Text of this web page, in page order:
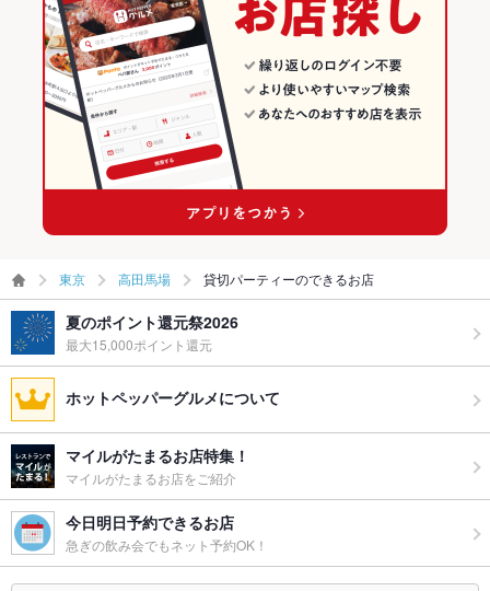
東京 高田馬場 貸切パーティーのできるお店
夏のポイント還元祭2026
最大15,000ポイント還元
ホットペッパーグルメについて
マイルがたまるお店特集！
マイルがたまるお店をご紹介
今日明日予約できるお店
急ぎの飲み会でもネット予約OK！